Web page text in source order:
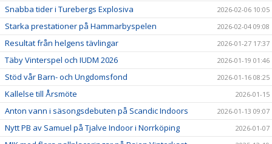
Snabba tider i Turebergs Explosiva 2026-02-06 10:05
Starka prestationer på Hammarbyspelen 2026-02-04 09:08
Resultat från helgens tävlingar 2026-01-27 17:37
Täby Vinterspel och IUDM 2026 2026-01-19 01:46
Stöd vår Barn- och Ungdomsfond 2026-01-16 08:25
Kallelse till Årsmöte 2026-01-15
Anton vann i säsongsdebuten på Scandic Indoors 2026-01-13 09:07
Nytt PB av Samuel på Tjalve Indoor i Norrköping 2026-01-07